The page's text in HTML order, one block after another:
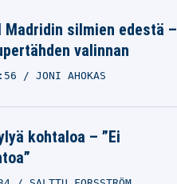
silmien edestä –
valinnan
JONI AHOKAS
kohtaloa – ”Ei